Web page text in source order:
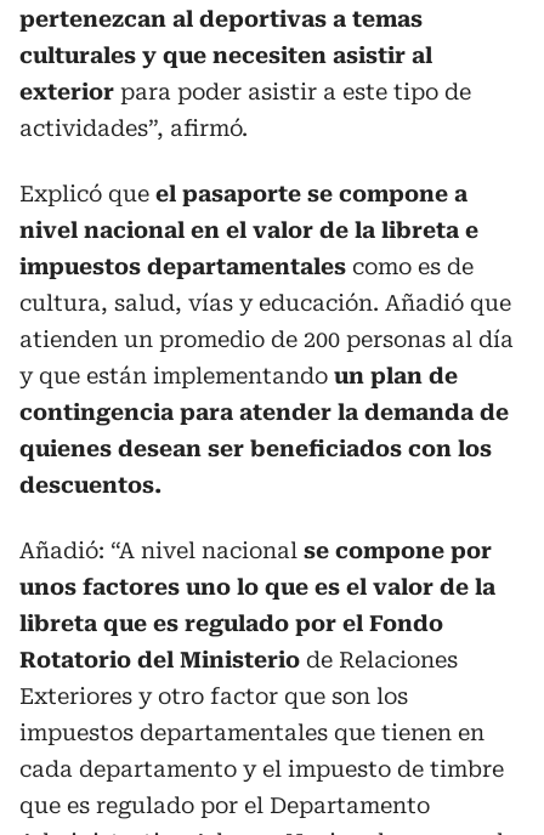
pertenezcan al deportivas a temas
culturales y que necesiten asistir al
exterior para poder asistir a este tipo de
actividades”, afirmó.
Explicó que el pasaporte se compone a
nivel nacional en el valor de la libreta e
impuestos departamentales como es de
cultura, salud, vías y educación. Añadió que
atienden un promedio de 200 personas al día
y que están implementando un plan de
contingencia para atender la demanda de
quienes desean ser beneficiados con los
descuentos.
Añadió: “A nivel nacional se compone por
unos factores uno lo que es el valor de la
libreta que es regulado por el Fondo
Rotatorio del Ministerio de Relaciones
Exteriores y otro factor que son los
impuestos departamentales que tienen en
cada departamento y el impuesto de timbre
que es regulado por el Departamento